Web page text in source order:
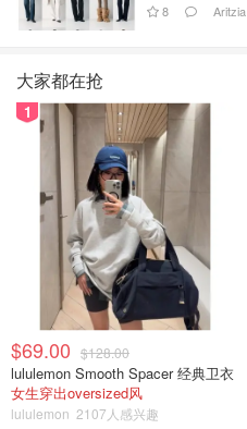
8 Aritzia
大家都在抢
1
$69.00 $128.00
lululemon Smooth Spacer 经典卫衣
女生穿出oversized风
lululemon 2107人感兴趣